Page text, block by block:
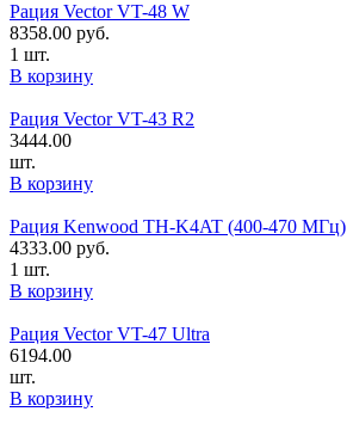
Рация Vector VT-48 W
8358.00 руб.
1 шт.
В корзину
Рация Vector VT-43 R2
3444.00
шт.
В корзину
Рация Kenwood TH-K4AT (400-470 МГц)
4333.00 руб.
1 шт.
В корзину
Рация Vector VT-47 Ultra
6194.00
шт.
В корзину